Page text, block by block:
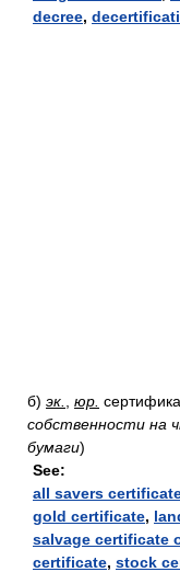
decree,
б) эк. юр.
собственности на
бумаги)
See:
all savers
gold certificate,
salvage certificate
certificate, stock